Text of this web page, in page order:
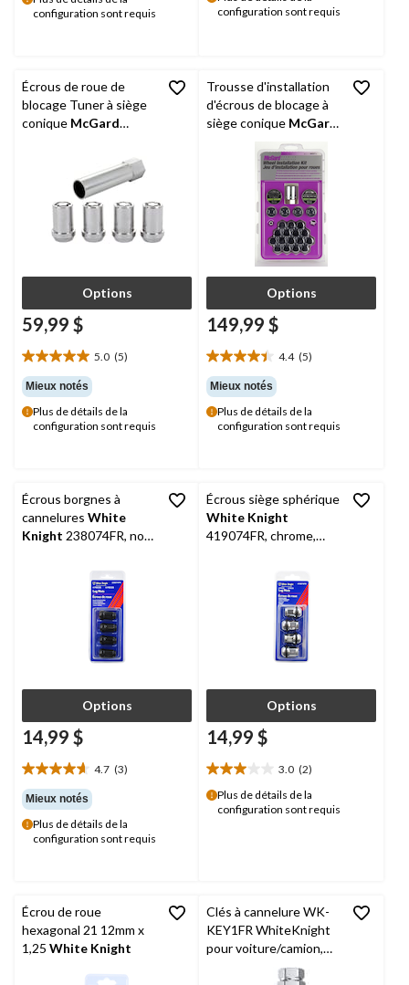
sur
configuration sont requis
sur
configuration sont requis
Écrous de roue de
blocage Tuner à siège
conique McGard
Options
59,99 $
5.0 (5)
5.0
étoile(s)
sur
5.
Mieux notés
Plus de détails de la
configuration sont requis
Trousse d'installation
d'écrous de blocage à
siège conique McGard
Options
149,99 $
4.4 (5)
4.4
étoile(s)
sur
5.
Mieux notés
Plus de détails de la
configuration sont requis
Écrous borgnes à
cannelures White
Knight 238074FR, noir,
Options
14,99 $
4.7 (3)
4.7
étoile(s)
sur
5.
Mieux notés
Plus de détails de la
configuration sont requis
Écrous siège sphérique
White Knight
419074FR, chrome,
Options
14,99 $
3.0 (2)
3.0
étoile(s)
sur
Plus de détails de la
configuration sont requis
Écrou de roue
hexagonal 21 12mm x
1,25 White Knight
Clés à cannelure WK-
KEY1FR WhiteKnight
pour voiture/camion,